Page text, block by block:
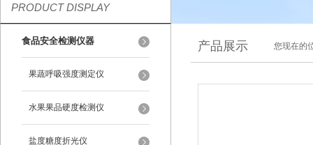
PRODUCT DISPLAY
食品安全检测仪器
果蔬呼吸强度测定仪
水果果品硬度检测仪
盐度糖度折光仪
产品展示 您现在的